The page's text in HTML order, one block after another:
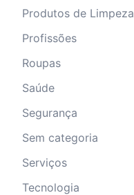
Produtos de Limpeza
Profissões
Roupas
Saúde
Segurança
Sem categoria
Serviços
Tecnologia